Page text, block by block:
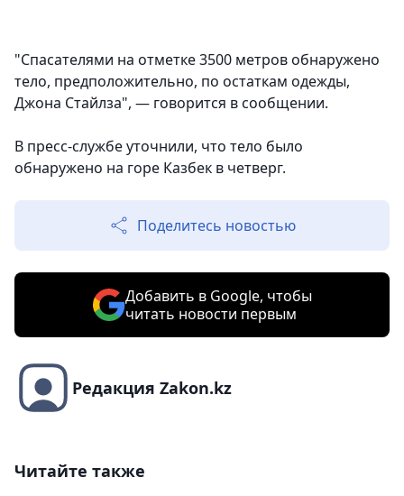
"Спасателями на отметке 3500 метров обнаружено
тело, предположительно, по остаткам одежды,
Джона Стайлза", — говорится в сообщении.
В пресс-службе уточнили, что тело было
обнаружено на горе Казбек в четверг.
Поделитесь новостью
Добавить в Google, чтобы
читать новости первым
Редакция Zakon.kz
Читайте также